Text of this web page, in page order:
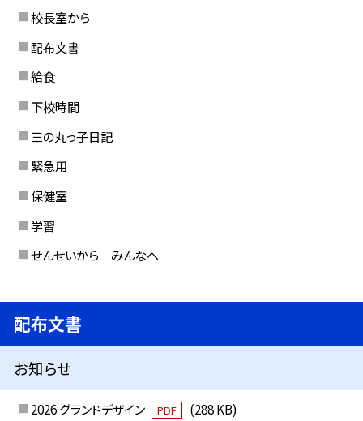
校長室から
配布文書
給食
下校時間
三の丸っ子日記
緊急用
保健室
学習
せんせいから みんなへ
配布文書
お知らせ
2026 グランドデザイン PDF (288 KB)